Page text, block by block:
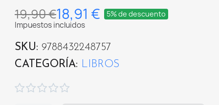
19,90 €18,91 € 5% de descuento
Impuestos incluidos
SKU
9788432248757
CATEGORÍA
LIBROS
